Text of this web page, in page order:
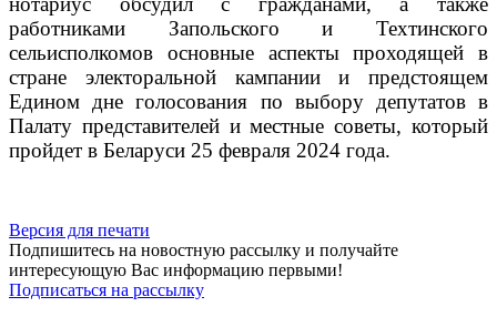
работниками Запольского и Техтинского
сельисполкомов основные аспекты проходящей в
стране электоральной кампании и предстоящем
Едином дне голосования по выбору депутатов в
Палату представителей и местные советы, который
пройдет в Беларуси 25 февраля 2024 года.
Версия для печати
Подпишитесь на новостную рассылку и получайте
интересующую Вас информацию первыми!
Подписаться на рассылку